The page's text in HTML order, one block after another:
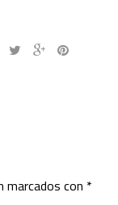
marcados con *